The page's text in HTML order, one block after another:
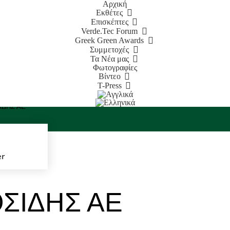
Αρχική
Εκθέτες
Επισκέπτες
Verde.Tec Forum
Greek Green Awards
Συμμετοχές
Τα Νέα μας
Φωτογραφίες
Βίντεο
T-Press
ΑΕ
ΑΕ